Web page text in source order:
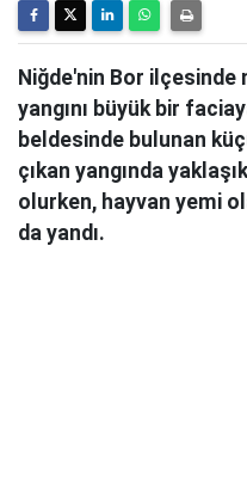
Niğde'nin Bor
yangını büyük bir
beldesinde bulunan
çıkan yangında
olurken, hayvan yemi
da yandı.